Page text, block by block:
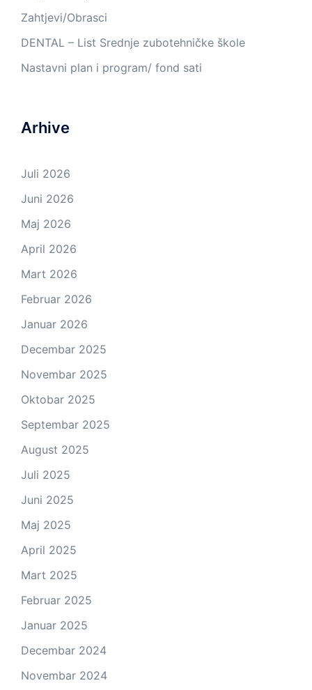
Zahtjevi/Obrasci
DENTAL – List Srednje zubotehničke škole
Nastavni plan i program/ fond sati
Arhive
Juli 2026
Juni 2026
Maj 2026
April 2026
Mart 2026
Februar 2026
Januar 2026
Decembar 2025
Novembar 2025
Oktobar 2025
Septembar 2025
August 2025
Juli 2025
Juni 2025
Maj 2025
April 2025
Mart 2025
Februar 2025
Januar 2025
Decembar 2024
Novembar 2024